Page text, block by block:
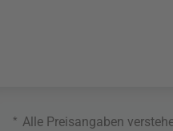
* Alle Preisangaben